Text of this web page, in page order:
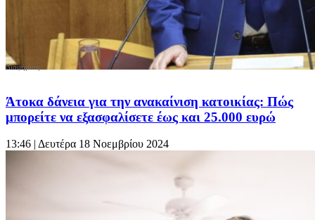
Άτοκα δάνεια για την ανακαίνιση κατοικίας: Πώς
μπορείτε να εξασφαλίσετε έως και 25.000 ευρώ
13:46 | Δευτέρα 18 Νοεμβρίου 2024